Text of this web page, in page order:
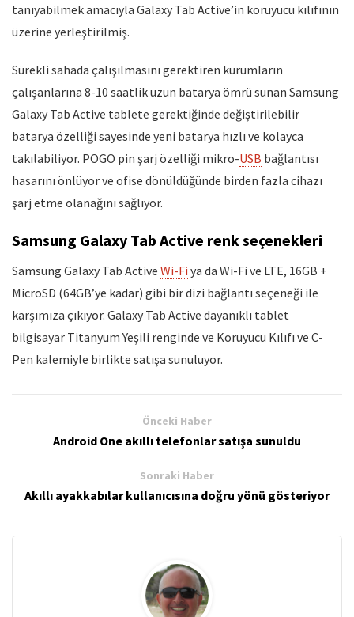
tanıyabilmek amacıyla Galaxy Tab Active’in koruyucu kılıfının
üzerine yerleştirilmiş.
Sürekli sahada çalışılmasını gerektiren kurumların
çalışanlarına 8-10 saatlik uzun batarya ömrü sunan Samsung
Galaxy Tab Active tablete gerektiğinde değiştirilebilir
batarya özelliği sayesinde yeni batarya hızlı ve kolayca
takılabiliyor. POGO pin şarj özelliği mikro-USB bağlantısı
hasarını önlüyor ve ofise dönüldüğünde birden fazla cihazı
şarj etme olanağını sağlıyor.
Samsung Galaxy Tab Active renk seçenekleri
Samsung Galaxy Tab Active Wi-Fi ya da Wi-Fi ve LTE, 16GB +
MicroSD (64GB’ye kadar) gibi bir dizi bağlantı seçeneği ile
karşımıza çıkıyor. Galaxy Tab Active dayanıklı tablet
bilgisayar Titanyum Yeşili renginde ve Koruyucu Kılıfı ve C-
Pen kalemiyle birlikte satışa sunuluyor.
Önceki Haber
Android One akıllı telefonlar satışa sunuldu
Sonraki Haber
Akıllı ayakkabılar kullanıcısına doğru yönü gösteriyor